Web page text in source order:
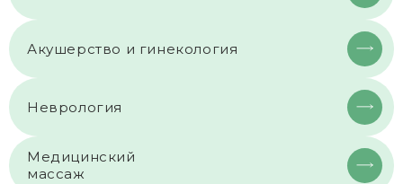
Акушерство и гинекология
Неврология
Медицинский
массаж